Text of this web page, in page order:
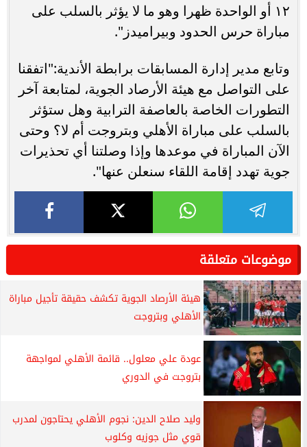
١٢ أو الواحدة ظهرا وهو ما لا يؤثر بالسلب على
مباراة حرس الحدود وبيراميدز".
وتابع مدير إدارة المسابقات برابطة الأندية:"اتفقنا
على التواصل مع هيئة الأرصاد الجوية، لمتابعة آخر
التطورات الخاصة بالعاصفة الترابية وهل ستؤثر
بالسلب على مباراة الأهلي وبتروجت أم لا؟ وحتى
الآن المباراة في موعدها وإذا وصلتنا أي تحذيرات
جوية تهدد إقامة اللقاء سنعلن عنها".
موضوعات متعلقة
هيئة الأرصاد الجوية تكشف حقيقة تأجيل مباراة
الأهلي وبتروجت
عودة علي معلول.. قائمة الأهلي لمواجهة
بتروجت في الدوري
وليد صلاح الدين: نجوم الأهلي يحتاجون لمدرب
قوي مثل جوزيه وكلوب